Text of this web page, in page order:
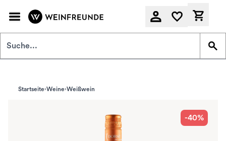
Startseite Weine Weißwein
-40%